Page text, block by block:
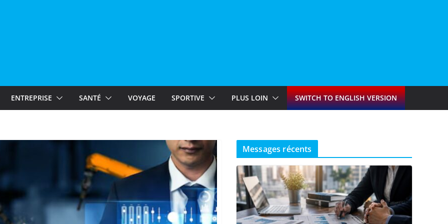
ENTREPRISE SANTÉ VOYAGE SPORTIVE PLUS LOIN SWITCH TO ENGLISH VERSION
Messages récents